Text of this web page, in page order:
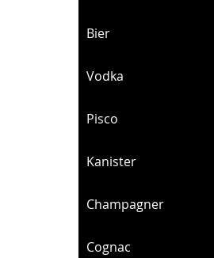
Bier
Vodka
Pisco
Kanister
Champagner
Cognac